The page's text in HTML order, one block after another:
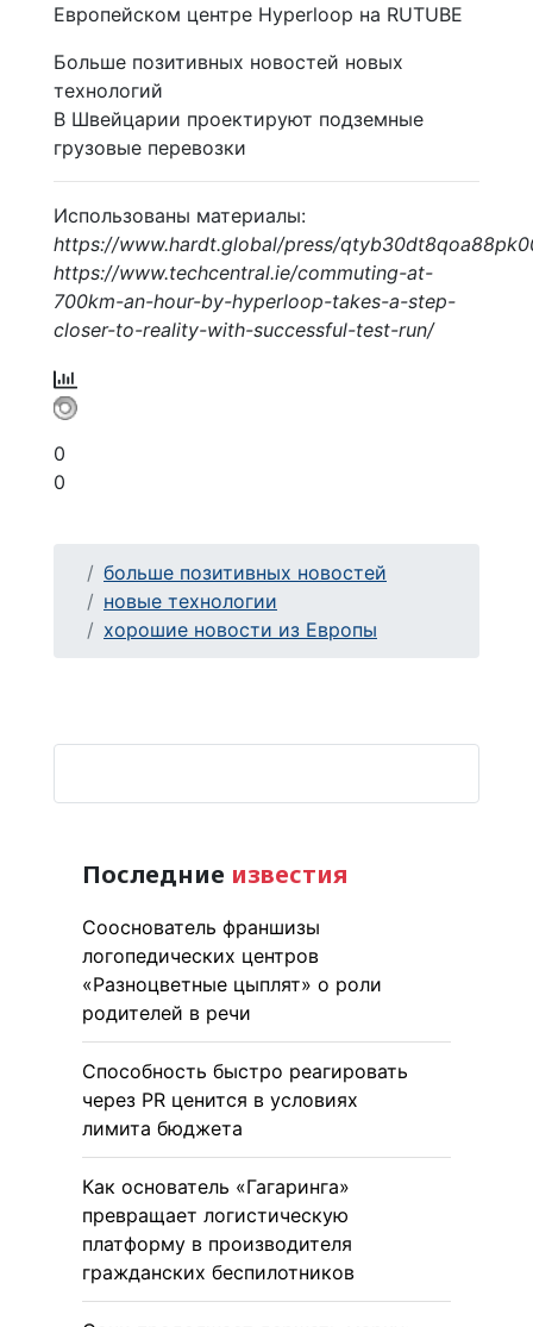
Европейском центре Hyperloop на RUTUBE
Больше позитивных новостей новых
технологий
В Швейцарии проектируют подземные
грузовые перевозки
Использованы материалы:
https://www.hardt.global/press/
https://www.techcentral.ie/commuting-at-
700km-an-hour-by-hyperloop-takes-a-step-
closer-to-reality-with-successful-test-run/
0
0
больше позитивных новостей
новые технологии
хорошие новости из Европы
Последние известия
Сооснователь франшизы
логопедических центров
«Разноцветные цыплят» о роли
родителей в речи
Способность быстро реагировать
через PR ценится в условиях
лимита бюджета
Как основатель «Гагаринга»
превращает логистическую
платформу в производителя
гражданских беспилотников